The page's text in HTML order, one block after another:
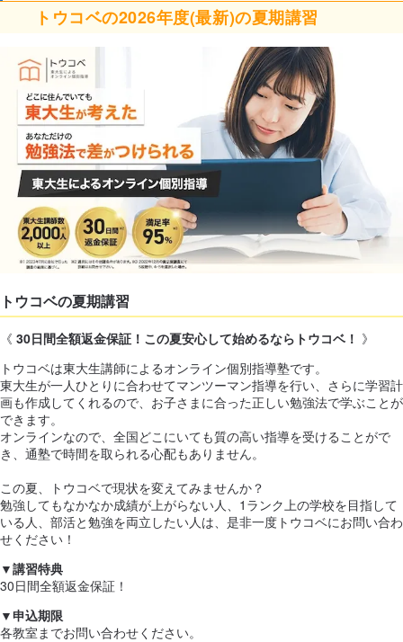
トウコベの2026年度(最新)の夏期講習
トウコベの夏期講習
《 30日間全額返金保証！この夏安心して始めるならトウコベ！ 》
トウコベは東大生講師によるオンライン個別指導塾です。
東大生が一人ひとりに合わせてマンツーマン指導を行い、さらに学習計
画も作成してくれるので、お子さまに合った正しい勉強法で学ぶことが
できます。
オンラインなので、全国どこにいても質の高い指導を受けることがで
き、通塾で時間を取られる心配もありません。
この夏、トウコベで現状を変えてみませんか？
勉強してもなかなか成績が上がらない人、1ランク上の学校を目指して
いる人、部活と勉強を両立したい人は、是非一度トウコベにお問い合わ
せください！
▼講習特典
30日間全額返金保証！
▼申込期限
各教室までお問い合わせください。